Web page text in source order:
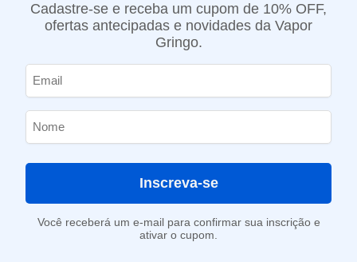
Cadastre-se e receba um cupom de 10% OFF,
ofertas antecipadas e novidades da Vapor
Gringo.
Inscreva-se
Você receberá um e-mail para confirmar sua inscrição e
ativar o cupom.